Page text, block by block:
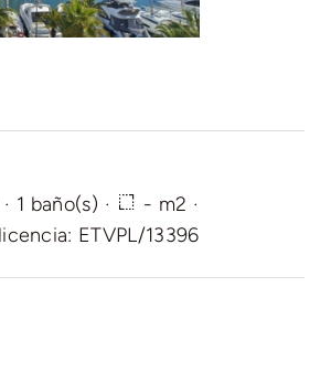
· 1 baño(s) · - m2 ·
ETVPL/13396